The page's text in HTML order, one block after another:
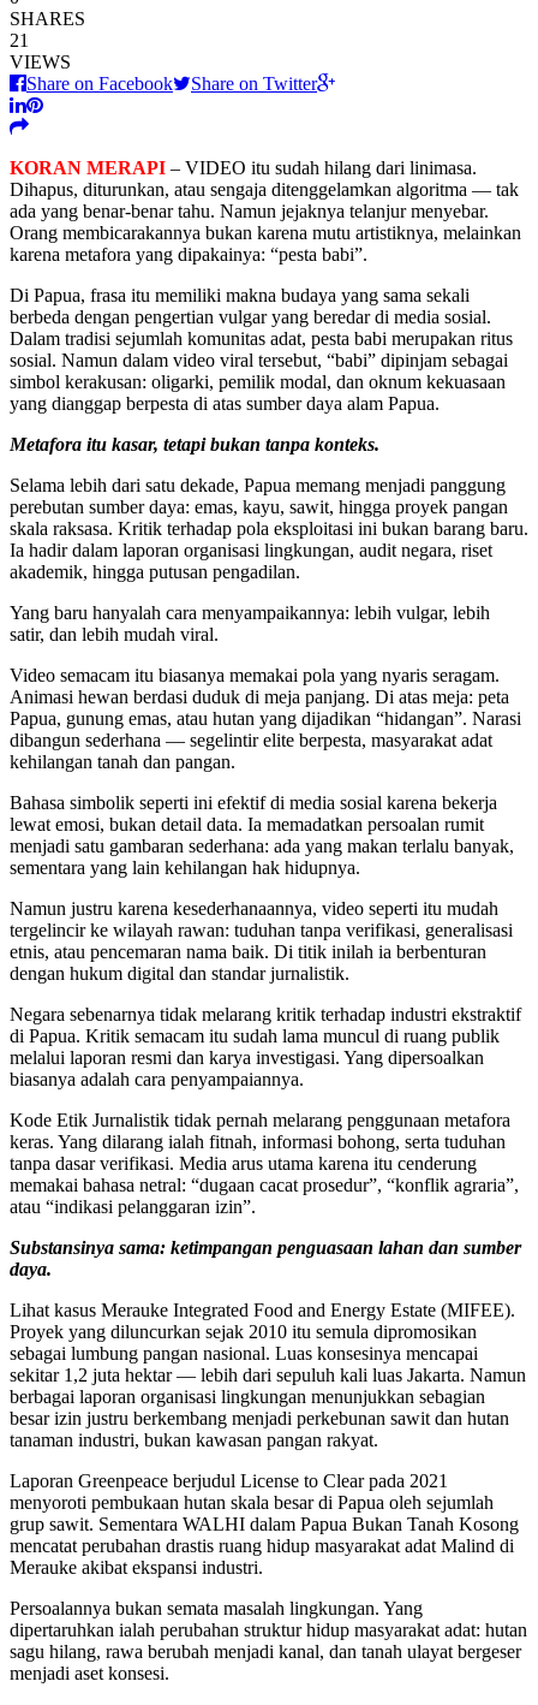
SHARES
21
VIEWS
Share on Facebook
Share on Twitter
KORAN MERAPI – VIDEO itu sudah hilang dari linimasa.
Dihapus, diturunkan, atau sengaja ditenggelamkan algoritma — tak
ada yang benar-benar tahu. Namun jejaknya telanjur menyebar.
Orang membicarakannya bukan karena mutu artistiknya, melainkan
karena metafora yang dipakainya: “pesta babi”.
Di Papua, frasa itu memiliki makna budaya yang sama sekali
berbeda dengan pengertian vulgar yang beredar di media sosial.
Dalam tradisi sejumlah komunitas adat, pesta babi merupakan ritus
sosial. Namun dalam video viral tersebut, “babi” dipinjam sebagai
simbol kerakusan: oligarki, pemilik modal, dan oknum kekuasaan
yang dianggap berpesta di atas sumber daya alam Papua.
Metafora itu kasar, tetapi bukan tanpa konteks.
Selama lebih dari satu dekade, Papua memang menjadi panggung
perebutan sumber daya: emas, kayu, sawit, hingga proyek pangan
skala raksasa. Kritik terhadap pola eksploitasi ini bukan barang baru.
Ia hadir dalam laporan organisasi lingkungan, audit negara, riset
akademik, hingga putusan pengadilan.
Yang baru hanyalah cara menyampaikannya: lebih vulgar, lebih
satir, dan lebih mudah viral.
Video semacam itu biasanya memakai pola yang nyaris seragam.
Animasi hewan berdasi duduk di meja panjang. Di atas meja: peta
Papua, gunung emas, atau hutan yang dijadikan “hidangan”. Narasi
dibangun sederhana — segelintir elite berpesta, masyarakat adat
kehilangan tanah dan pangan.
Bahasa simbolik seperti ini efektif di media sosial karena bekerja
lewat emosi, bukan detail data. Ia memadatkan persoalan rumit
menjadi satu gambaran sederhana: ada yang makan terlalu banyak,
sementara yang lain kehilangan hak hidupnya.
Namun justru karena kesederhanaannya, video seperti itu mudah
tergelincir ke wilayah rawan: tuduhan tanpa verifikasi, generalisasi
etnis, atau pencemaran nama baik. Di titik inilah ia berbenturan
dengan hukum digital dan standar jurnalistik.
Negara sebenarnya tidak melarang kritik terhadap industri ekstraktif
di Papua. Kritik semacam itu sudah lama muncul di ruang publik
melalui laporan resmi dan karya investigasi. Yang dipersoalkan
biasanya adalah cara penyampaiannya.
Kode Etik Jurnalistik tidak pernah melarang penggunaan metafora
keras. Yang dilarang ialah fitnah, informasi bohong, serta tuduhan
tanpa dasar verifikasi. Media arus utama karena itu cenderung
memakai bahasa netral: “dugaan cacat prosedur”, “konflik agraria”,
atau “indikasi pelanggaran izin”.
Substansinya sama: ketimpangan penguasaan lahan dan sumber
daya.
Lihat kasus Merauke Integrated Food and Energy Estate (MIFEE).
Proyek yang diluncurkan sejak 2010 itu semula dipromosikan
sebagai lumbung pangan nasional. Luas konsesinya mencapai
sekitar 1,2 juta hektar — lebih dari sepuluh kali luas Jakarta. Namun
berbagai laporan organisasi lingkungan menunjukkan sebagian
besar izin justru berkembang menjadi perkebunan sawit dan hutan
tanaman industri, bukan kawasan pangan rakyat.
Laporan Greenpeace berjudul License to Clear pada 2021
menyoroti pembukaan hutan skala besar di Papua oleh sejumlah
grup sawit. Sementara WALHI dalam Papua Bukan Tanah Kosong
mencatat perubahan drastis ruang hidup masyarakat adat Malind di
Merauke akibat ekspansi industri.
Persoalannya bukan semata masalah lingkungan. Yang
dipertaruhkan ialah perubahan struktur hidup masyarakat adat: hutan
sagu hilang, rawa berubah menjadi kanal, dan tanah ulayat bergeser
menjadi aset konsesi.